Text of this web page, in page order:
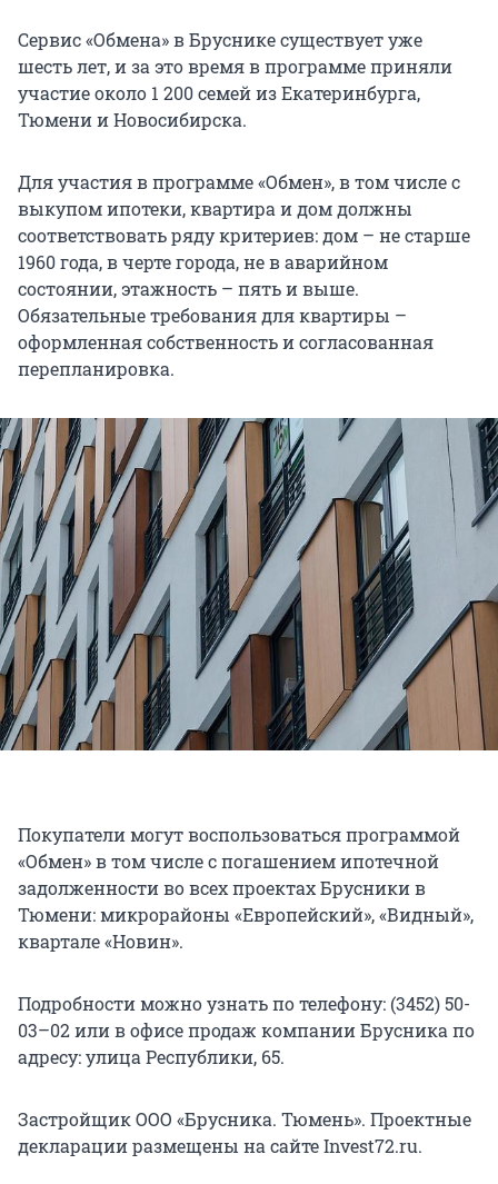
Сервис «Обмена» в Бруснике существует уже
шесть лет, и за это время в программе приняли
участие около 1 200 семей из Екатеринбурга,
Тюмени и Новосибирска.
Для участия в программе «Обмен», в том числе с
выкупом ипотеки, квартира и дом должны
соответствовать ряду критериев: дом – не старше
1960 года, в черте города, не в аварийном
состоянии, этажность – пять и выше.
Обязательные требования для квартиры –
оформленная собственность и согласованная
перепланировка.
Покупатели могут воспользоваться программой
«Обмен» в том числе с погашением ипотечной
задолженности во всех проектах Брусники в
Тюмени: микрорайоны «Европейский», «Видный»,
квартале «Новин».
Подробности можно узнать по телефону: (3452) 50-
03–02 или в офисе продаж компании Брусника по
адресу: улица Республики, 65.
Застройщик ООО «Брусника. Тюмень». Проектные
декларации размещены на сайте Invest72.ru.